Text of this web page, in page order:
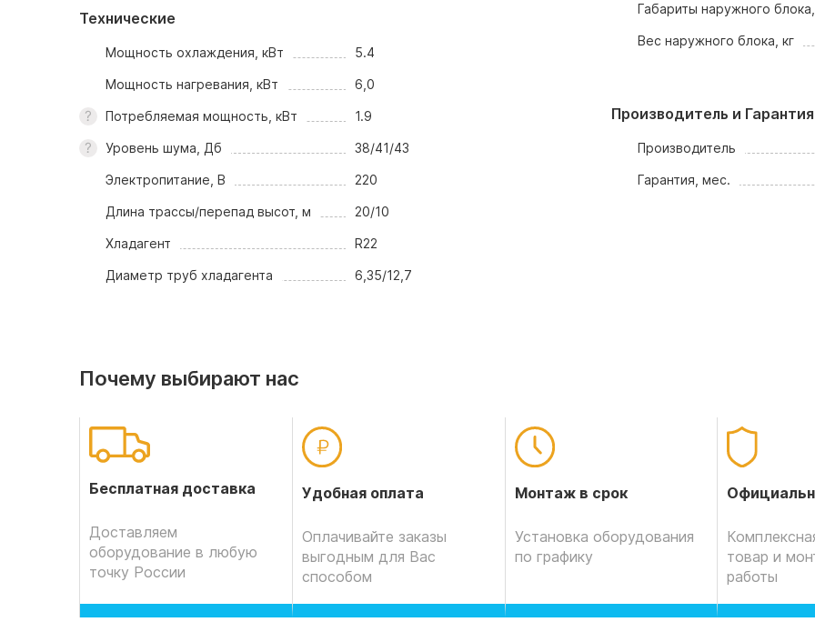
Технические
Мощность охлаждения, кВт 5.4
Мощность нагревания, кВт 6,0
Потребляемая мощность, кВт 1.9
Уровень шума, Дб 38/41/43
Электропитание, В 220
Длина трассы/перепад высот, м 20/10
Хладагент R22
Диаметр труб хладагента 6,35/12,7
Габариты наружного
Вес наружного блока, кг
Производитель и Гарантия
Производитель
Гарантия, мес.
Почему выбирают нас
Бесплатная доставка
Доставляем
оборудование в любую
точку России
Удобная оплата
Оплачивайте заказы
выгодным для Вас
способом
Монтаж в срок
Установка оборудования
по графику
товар и
работы